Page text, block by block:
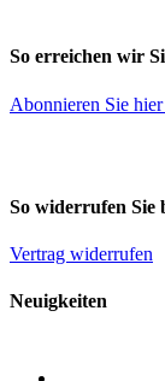
So erreichen wir
Abonnieren Sie hier
So widerrufen Sie
Vertrag widerrufen
Neuigkeiten